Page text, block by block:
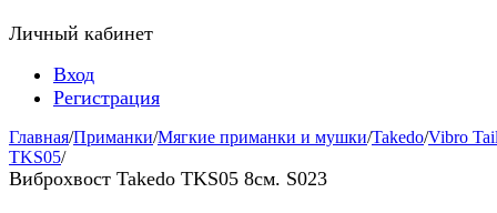
Личный кабинет
Вход
Регистрация
Главная/Приманки/Мягкие приманки и мушки/Takedo/Vibro
TKS05/
Виброхвост Takedo TKS05 8см. S023